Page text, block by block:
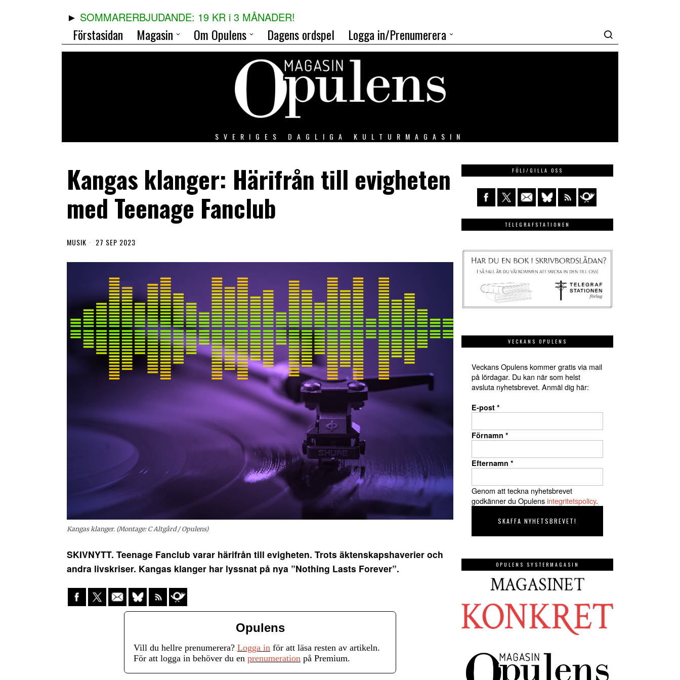
SOMMARERBJUDANDE: 19 KR i 3 MÅNADER!
Förstasidan Magasin Om Opulens Dagens ordspel Logga in/Prenumerera
SVERIGES DAGLIGA KULTURMAGASIN
Kangas klanger: Härifrån till evigheten
med Teenage Fanclub
MUSIK 27 SEP 2023
Kangas klanger. (Montage: C Altgård / Opulens)
SKIVNYTT. Teenage Fanclub varar härifrån till evigheten. Trots äktenskapshaverier och
andra livskriser. Kangas klanger har lyssnat på nya ”Nothing Lasts Forever”.
Opulens
Vill du hellre prenumerera? Logga in för att läsa resten av artikeln.
För att logga in behöver du en prenumeration på Premium.
FÖLJ/GILLA OSS
TELEGRAFSTATIONEN
VECKANS OPULENS
Veckans Opulens kommer gratis via mail
på lördagar. Du kan när som helst
avsluta nyhetsbrevet. Anmäl dig här:
E-post *
Förnamn *
Efternamn *
Genom att teckna nyhetsbrevet
godkänner du Opulensintegritetspolicy.
OPULENS SYSTERMAGASIN